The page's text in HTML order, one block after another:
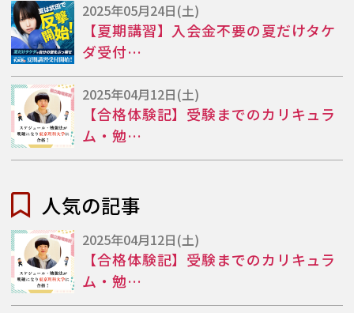
2025年05月24日(土)
【夏期講習】入会金不要の夏だけタケ
ダ受付…
2025年04月12日(土)
【合格体験記】受験までのカリキュラ
ム・勉…
人気の記事
2025年04月12日(土)
【合格体験記】受験までのカリキュラ
ム・勉…